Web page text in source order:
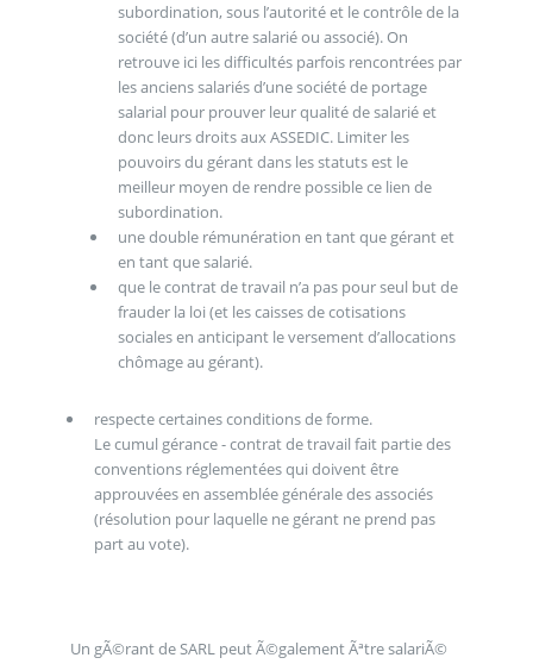
subordination, sous l’autorité et le contrôle de la
société (d’un autre salarié ou associé). On
retrouve ici les difficultés parfois rencontrées par
les anciens salariés d’une société de portage
salarial pour prouver leur qualité de salarié et
donc leurs droits aux ASSEDIC. Limiter les
pouvoirs du gérant dans les statuts est le
meilleur moyen de rendre possible ce lien de
subordination.
une double rémunération en tant que gérant et
en tant que salarié.
que le contrat de travail n’a pas pour seul but de
frauder la loi (et les caisses de cotisations
sociales en anticipant le versement d’allocations
chômage au gérant).
respecte certaines conditions de forme.
Le cumul gérance - contrat de travail fait partie des
conventions réglementées qui doivent être
approuvées en assemblée générale des associés
(résolution pour laquelle ne gérant ne prend pas
part au vote).
Un gÃ©rant de SARL peut Ã©galement Ãªtre salariÃ©